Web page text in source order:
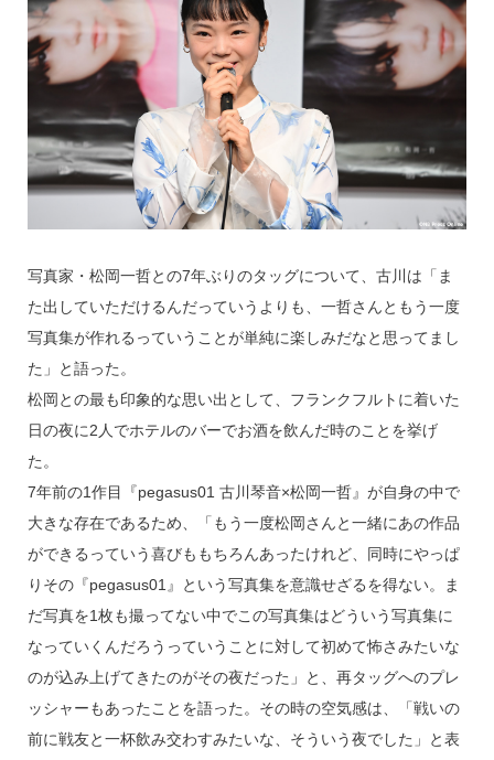
写真家・松岡一哲との7年ぶりのタッグについて、古川は「ま
た出していただけるんだっていうよりも、一哲さんともう一度
写真集が作れるっていうことが単純に楽しみだなと思ってまし
た」と語った。
松岡との最も印象的な思い出として、フランクフルトに着いた
日の夜に2人でホテルのバーでお酒を飲んだ時のことを挙げ
た。
7年前の1作目『pegasus01 古川琴音×松岡一哲』が自身の中で
大きな存在であるため、「もう一度松岡さんと一緒にあの作品
ができるっていう喜びももちろんあったけれど、同時にやっぱ
りその『pegasus01』という写真集を意識せざるを得ない。ま
だ写真を1枚も撮ってない中でこの写真集はどういう写真集に
なっていくんだろうっていうことに対して初めて怖さみたいな
のが込み上げてきたのがその夜だった」と、再タッグへのプレ
ッシャーもあったことを語った。その時の空気感は、「戦いの
前に戦友と一杯飲み交わすみたいな、そういう夜でした」と表